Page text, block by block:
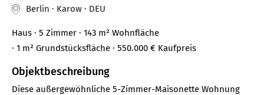
Berlin · Karow · DEU
Haus · 5 Zimmer · 143 m² Wohnfläche
· 1 m² Grundstücksfläche · 550.000 € Kaufpreis
Objektbeschreibung
Diese außergewöhnliche 5-Zimmer-Maisonette Wohnung